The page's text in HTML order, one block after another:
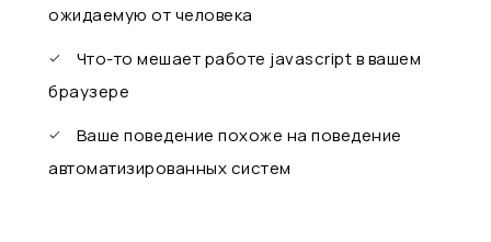
ожидаемую от человека
Что-то мешает работе javascript в вашем
браузере
Ваше поведение похоже на поведение
автоматизированных систем